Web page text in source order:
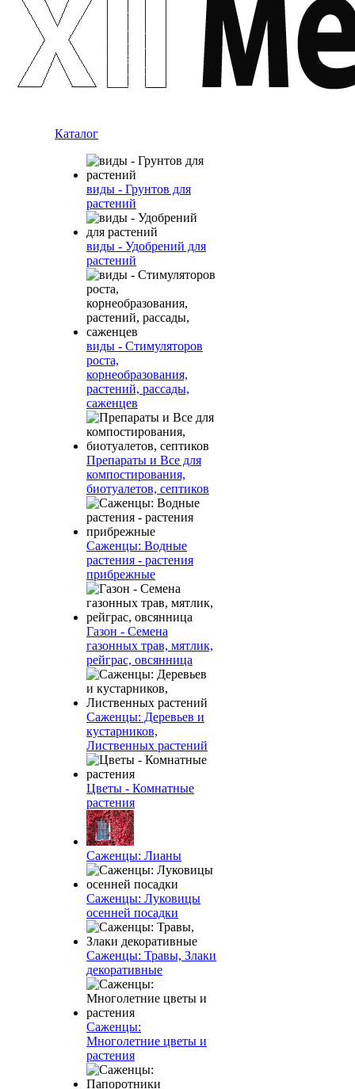
Каталог
виды - Грунтов для
растений
виды - Удобрений для
растений
виды - Стимуляторов
роста,
корнеобразования,
растений, рассады,
саженцев
Препараты и Все для
компостирования,
биотуалетов, септиков
Саженцы: Водные
растения - растения
прибрежные
Газон - Семена
газонных трав, мятлик,
рейграс, овсянница
Саженцы: Деревьев и
кустарников,
Лиственных растений
Цветы - Комнатные
растения
Саженцы: Лианы
Саженцы: Луковицы
осенней посадки
Саженцы: Травы, Злаки
декоративные
Саженцы:
Многолетние цветы и
растения